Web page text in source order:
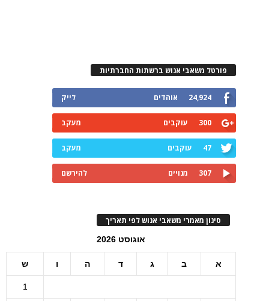
פורטל משאבי אנוש ברשתות החברתיות
24,924 אוהדים לייק
300 עוקבים מעקב
47 עוקבים מעקב
307 מנויים להירשם
סינון מאמרי משאבי אנוש לפי תאריך
אוגוסט 2026
א ב ג ד ה ו ש
1